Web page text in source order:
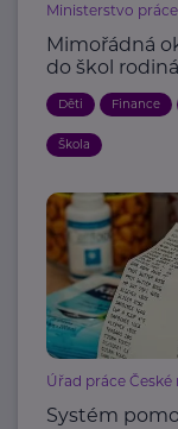
Ministerstvo
Mimořádná
do škol
Děti Finance
Škola
Úřad práce
Systém